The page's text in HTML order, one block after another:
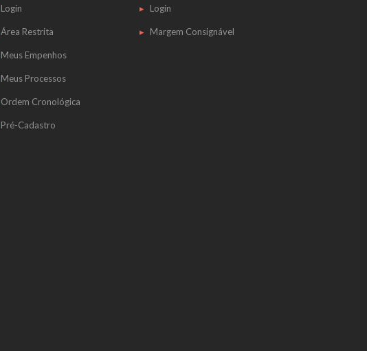
Login
Área Restrita
Meus Empenhos
Meus Processos
Ordem Cronológica
Pré-Cadastro
Login
Margem Consignável